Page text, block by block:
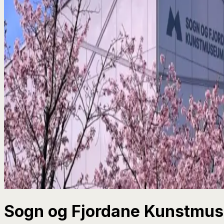
Sogn og Fjordane